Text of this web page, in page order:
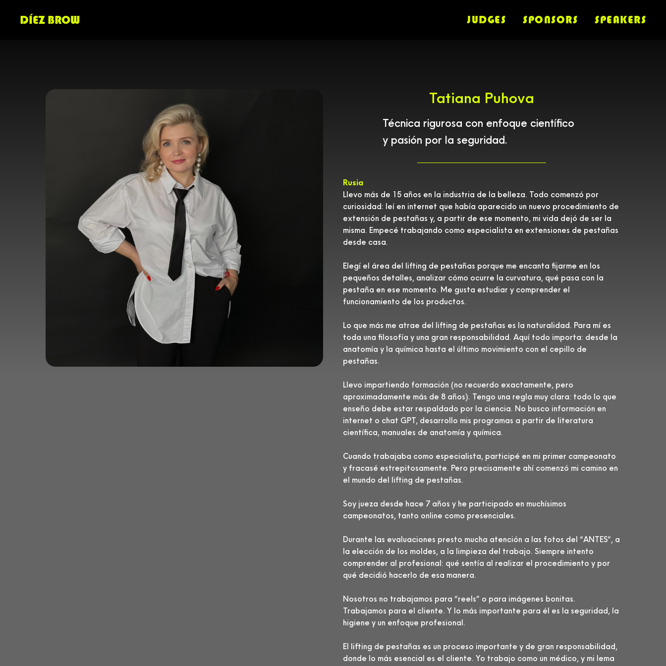
DÍEZ BROW JUDGES SPONSORS SPEAKERS
Tatiana Puhova
Técnica rigurosa con enfoque científico
y pasión por la seguridad.
Rusia
Llevo más de 15 años en la industria de la belleza. Todo comenzó por
curiosidad: leí en internet que había aparecido un nuevo procedimiento de
extensión de pestañas y, a partir de ese momento, mi vida dejó de ser la
misma. Empecé trabajando como especialista en extensiones de pestañas
desde casa.
Elegí el área del lifting de pestañas porque me encanta fijarme en los
pequeños detalles, analizar cómo ocurre la curvatura, qué pasa con la
pestaña en ese momento. Me gusta estudiar y comprender el
funcionamiento de los productos.
Lo que más me atrae del lifting de pestañas es la naturalidad. Para mí es
toda una filosofía y una gran responsabilidad. Aquí todo importa: desde la
anatomía y la química hasta el último movimiento con el cepillo de
pestañas.
Llevo impartiendo formación (no recuerdo exactamente, pero
aproximadamente más de 8 años). Tengo una regla muy clara: todo lo que
enseño debe estar respaldado por la ciencia. No busco información en
internet o chat GPT, desarrollo mis programas a partir de literatura
científica, manuales de anatomía y química.
Cuando trabajaba como especialista, participé en mi primer campeonato
y fracasé estrepitosamente. Pero precisamente ahí comenzó mi camino en
el mundo del lifting de pestañas.
Soy jueza desde hace 7 años y he participado en muchísimos
campeonatos, tanto online como presenciales.
Durante las evaluaciones presto mucha atención a las fotos del “ANTES”, a
la elección de los moldes, a la limpieza del trabajo. Siempre intento
comprender al profesional: qué sentía al realizar el procedimiento y por
qué decidió hacerlo de esa manera.
Nosotros no trabajamos para “reels” o para imágenes bonitas.
Trabajamos para el cliente. Y lo más importante para él es la seguridad, la
higiene y un enfoque profesional.
El lifting de pestañas es un proceso importante y de gran responsabilidad,
donde lo más esencial es el cliente. Yo trabajo como un médico, y mi lema